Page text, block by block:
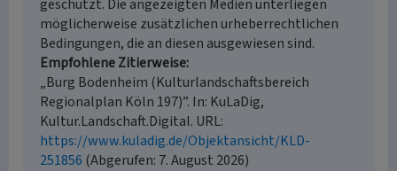
geschützt. Die angezeigten Medien unterliegen
möglicherweise zusätzlichen urheberrechtlichen
Bedingungen, die an diesen ausgewiesen sind.
Empfohlene Zitierweise
„Burg Bodenheim (Kulturlandschaftsbereich
Regionalplan Köln 197)”. In: KuLaDig,
Kultur.Landschaft.Digital. URL:
https://www.kuladig.de/Objektansicht/KLD-
251856 (Abgerufen: 7. August 2026)